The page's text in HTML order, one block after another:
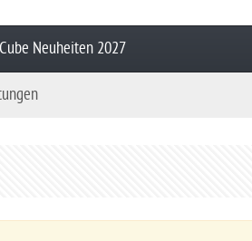
Cube Neuheiten 2027